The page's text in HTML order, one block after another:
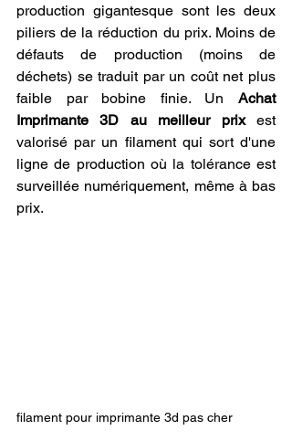
production gigantesque sont les deux
piliers de la réduction du prix. Moins de
défauts de production (moins de
déchets) se traduit par un coût net plus
faible par bobine finie. Un Achat
Imprimante 3D au meilleur prix est
valorisé par un filament qui sort d'une
ligne de production où la tolérance est
surveillée numériquement, même à bas
prix.
filament pour imprimante 3d pas cher